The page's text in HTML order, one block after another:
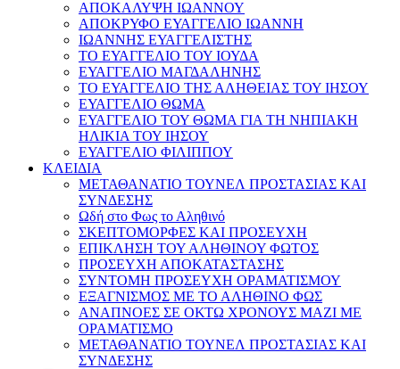
ΑΠΟΚΑΛΥΨΗ ΙΩΑΝΝΟΥ
ΑΠΟΚΡΥΦΟ ΕΥΑΓΓΕΛΙΟ ΙΩΑΝΝΗ
ΙΩΑΝΝΗΣ ΕΥΑΓΓΕΛΙΣΤΗΣ
ΤΟ ΕΥΑΓΓΕΛΙΟ ΤΟΥ ΙΟΥΔΑ
ΕΥΑΓΓΕΛΙΟ ΜΑΓΔΑΛΗΝΗΣ
ΤΟ ΕΥΑΓΓΕΛΙΟ ΤΗΣ ΑΛΗΘΕΙΑΣ ΤΟΥ ΙΗΣΟΥ
ΕΥΑΓΓΕΛΙΟ ΘΩΜΑ
ΕΥΑΓΓΕΛΙΟ ΤΟΥ ΘΩΜΑ ΓΙΑ ΤΗ ΝΗΠΙΑΚΗ
ΗΛΙΚΙΑ ΤΟΥ ΙΗΣΟΥ
ΕΥΑΓΓΕΛΙΟ ΦΙΛΙΠΠΟΥ
ΚΛΕΙΔΙΑ
ΜΕΤΑΘΑΝΑΤΙΟ ΤΟΥΝΕΛ ΠΡΟΣΤΑΣΙΑΣ ΚΑΙ
ΣΥΝΔΕΣΗΣ
Ωδή στο Φως το Αληθινό
ΣΚΕΠΤΟΜΟΡΦΕΣ ΚΑΙ ΠΡΟΣΕΥΧΗ
ΕΠΙΚΛΗΣΗ ΤΟΥ ΑΛΗΘΙΝΟΥ ΦΩΤΟΣ
ΠΡΟΣΕΥΧΗ ΑΠΟΚΑΤΑΣΤΑΣΗΣ
ΣΥΝΤΟΜΗ ΠΡΟΣΕΥΧΗ ΟΡΑΜΑΤΙΣΜΟΥ
ΕΞΑΓΝΙΣΜΟΣ ΜΕ ΤΟ ΑΛΗΘΙΝΟ ΦΩΣ
ΑΝΑΠΝΟΕΣ ΣΕ ΟΚΤΩ ΧΡΟΝΟΥΣ ΜΑΖΙ ΜΕ
ΟΡΑΜΑΤΙΣΜΟ
ΜΕΤΑΘΑΝΑΤΙΟ ΤΟΥΝΕΛ ΠΡΟΣΤΑΣΙΑΣ ΚΑΙ
ΣΥΝΔΕΣΗΣ